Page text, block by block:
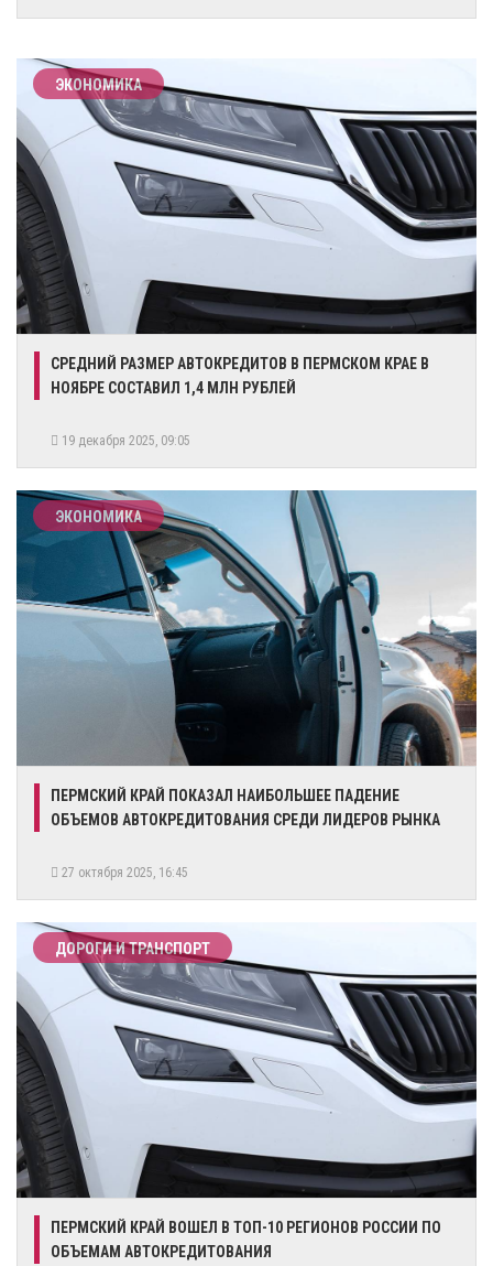
ЭКОНОМИКА
СРЕДНИЙ РАЗМЕР АВТОКРЕДИТОВ В ПЕРМСКОМ КРАЕ В
НОЯБРЕ СОСТАВИЛ 1,4 МЛН РУБЛЕЙ
19 декабря 2025, 09:05
ЭКОНОМИКА
ПЕРМСКИЙ КРАЙ ПОКАЗАЛ НАИБОЛЬШЕЕ ПАДЕНИЕ
ОБЪЕМОВ АВТОКРЕДИТОВАНИЯ СРЕДИ ЛИДЕРОВ РЫНКА
27 октября 2025, 16:45
ДОРОГИ И ТРАНСПОРТ
ПЕРМСКИЙ КРАЙ ВОШЕЛ В ТОП-10 РЕГИОНОВ РОССИИ ПО
ОБЪЕМАМ АВТОКРЕДИТОВАНИЯ